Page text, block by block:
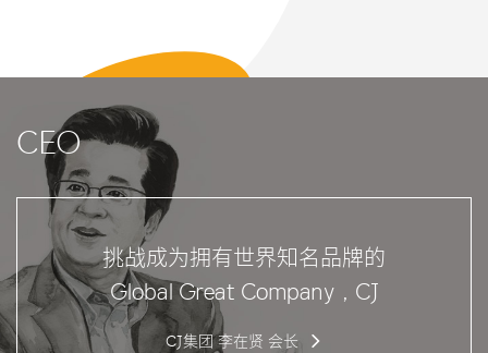
CEO
挑战成为拥有世界知名品牌的
Global Great Company，CJ
CJ集团 李在贤 会长